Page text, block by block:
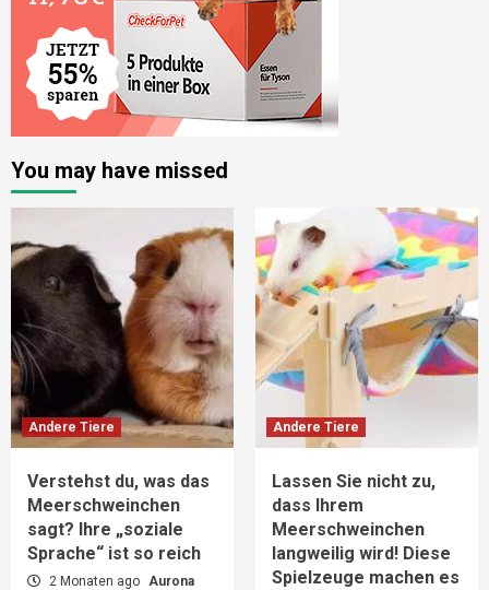
You may have missed
Andere Tiere
Verstehst du, was das
Meerschweinchen
sagt? Ihre „soziale
Sprache“ ist so reich
2 Monaten ago Aurona
Andere Tiere
Lassen Sie nicht zu,
dass Ihrem
Meerschweinchen
langweilig wird! Diese
Spielzeuge machen es